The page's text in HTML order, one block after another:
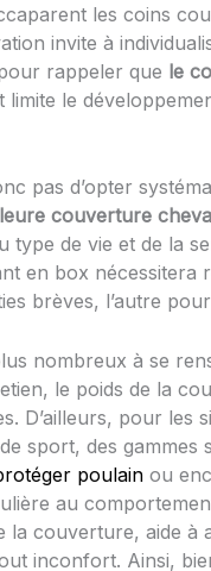
les coins
invite à
rappeler que le
limite le
pas d’opter
couverture
type de vie et de la
en box nécessitera
brèves, l’autre
nombreux à se
le poids de la
D’ailleurs, pour les
sport, des gammes
poulainou
au
la couverture, aide à
inconfort. Ainsi,